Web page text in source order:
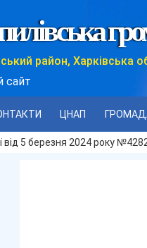
район, Харківська
сайт
ЦНАП
від 5 березня 2024 року